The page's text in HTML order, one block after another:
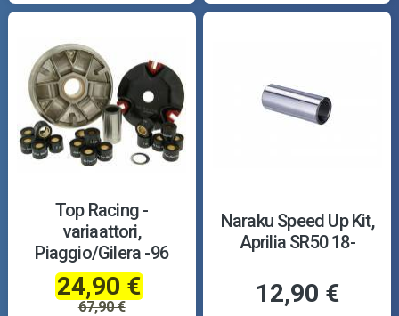
Top Racing -
variaattori,
Piaggio/Gilera -96
24,90 €
67,90 €
Naraku Speed Up Kit,
Aprilia SR50 18-
12,90 €